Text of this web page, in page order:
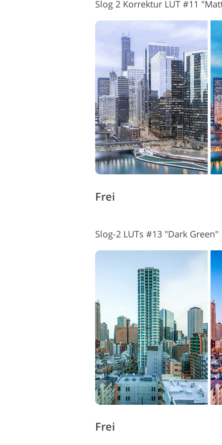
Slog 2 Korrektur LUT #11
Frei
Slog-2 LUTs #13 "Dark Green"
Frei